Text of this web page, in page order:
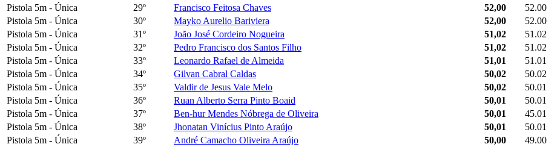
Pistola 5m - Única
29º Francisco Feitosa Chaves 52,00 52.00
Pistola 5m - Única
30º Mayko Aurelio Bariviera 52,00 52.00
Pistola 5m - Única
31º João José Cordeiro Nogueira 51,02 51.02
Pistola 5m - Única
32º Pedro Francisco dos Santos Filho 51,02 51.02
Pistola 5m - Única
33º Leonardo Rafael de Almeida 51,01 51.01
Pistola 5m - Única
34º Gilvan Cabral Caldas 50,02 50.02
Pistola 5m - Única
35º Valdir de Jesus Vale Melo 50,02 50.01
Pistola 5m - Única
36º Ruan Alberto Serra Pinto Boaid 50,01 50.01
Pistola 5m - Única
37º Ben-hur Mendes Nóbrega de Oliveira 50,01 45.01
Pistola 5m - Única
38º Jhonatan Vinícius Pinto Araújo 50,01 50.01
Pistola 5m - Única
39º André Camacho Oliveira Araújo 50,00 49.00